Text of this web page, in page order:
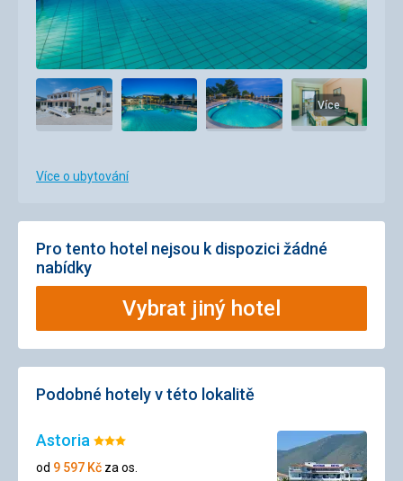
Více
Více o ubytování
Pro tento hotel nejsou k dispozici žádné
nabídky
Vybrat jiný hotel
Podobné hotely v této lokalitě
AstoriaHodnocení:
3/5
od 9 597 Kč za os.